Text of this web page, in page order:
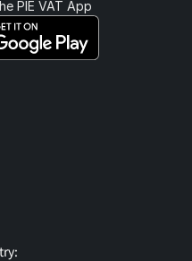
PIE VAT App